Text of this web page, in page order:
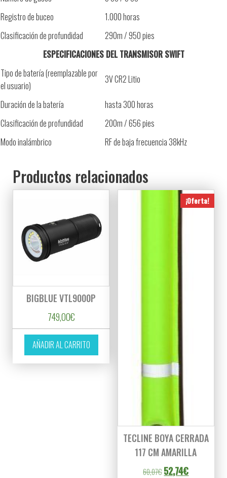
Registro de buceo
1.000 horas
Clasificación de profundidad
290m / 950 pies
ESPECIFICACIONES DEL TRANSMISOR SWIFT
Tipo de batería (reemplazable por
el usuario)
3V CR2 Litio
Duración de la batería
hasta 300 horas
Clasificación de profundidad
200m / 656 pies
Modo inalámbrico
RF de baja frecuencia 38kHz
Productos relacionados
BIGBLUE VTL9000P
749,00€
AÑADIR AL CARRITO
¡Oferta!
TECLINE BOYA CERRADA
117 CM AMARILLA
60,07€ El precio original
52,74€El precio